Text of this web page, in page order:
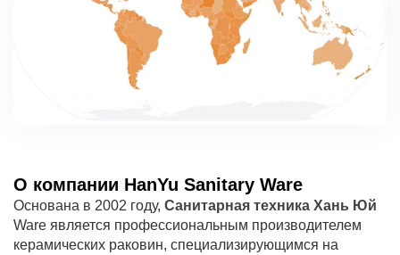
О компании HanYu Sanitary Ware
Основана в 2002 году, Санитарная техника Хань Юй
Ware является профессиональным производителем
керамических раковин, специализирующимся на